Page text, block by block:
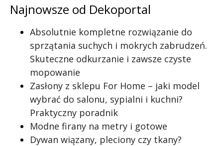
Najnowsze od Dekoportal
Absolutnie kompletne rozwiązanie do
sprzątania suchych i mokrych zabrudzeń.
Skuteczne odkurzanie i zawsze czyste
mopowanie
Zasłony z sklepu For Home – jaki model
wybrać do salonu, sypialni i kuchni?
Praktyczny poradnik
Modne firany na metry i gotowe
Dywan wiązany, pleciony czy tkany?